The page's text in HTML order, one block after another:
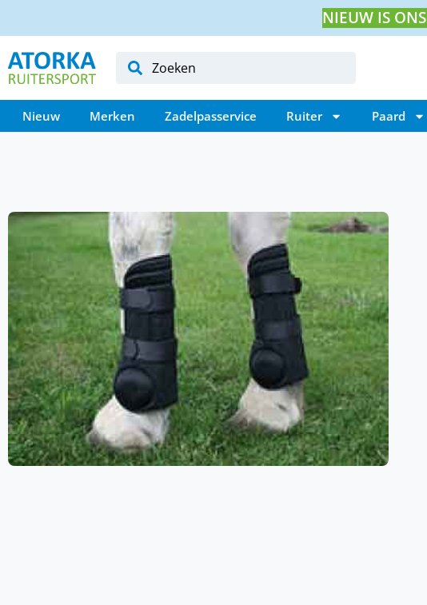
NIEUW IS ONS
Nieuw Merken Zadelpasservice Ruiter Paard